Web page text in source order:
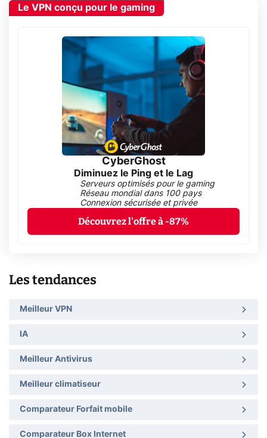
Le VPN conçu pour le gaming
CyberGhost
Diminuez le Ping et le Lag
Serveurs optimisés pour le gaming
Réseau mondial dans 100 pays
Connexion sécurisée et privée
Découvrez l'offre à -87%
Les tendances
Meilleur VPN
IA
Meilleur Antivirus
Meilleur climatiseur
Comparateur Forfait mobile
Comparateur Box Internet